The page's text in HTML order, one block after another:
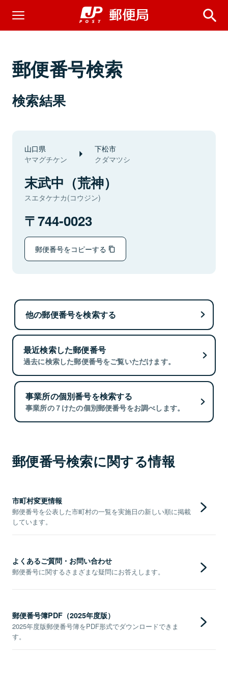
郵便番号検索
検索結果
山口県
ヤマグチケン
下松市
クダマツシ
末武中（荒神）
スエタケナカ(コウジン)
744-0023
郵便番号をコピーする
他の郵便番号を検索する
最近検索した郵便番号
過去に検索した郵便番号をご覧いただけます。
事業所の個別番号を検索する
事業所の７けたの個別郵便番号をお調べします。
郵便番号検索に関する情報
市町村変更情報
郵便番号を公表した市町村の一覧を実施日の新しい順に掲載
しています。
よくあるご質問・お問い合わせ
郵便番号に関するさまざまな疑問にお答えします。
郵便番号簿PDF（2025年度版）
2025年度版郵便番号簿をPDF形式でダウンロードできま
す。